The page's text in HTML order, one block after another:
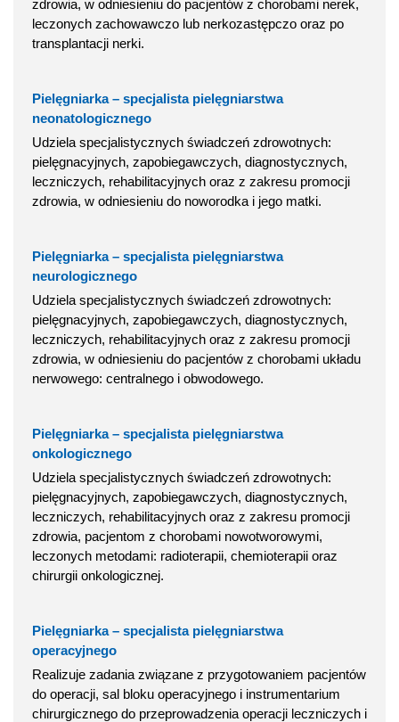
zdrowia, w odniesieniu do pacjentów z chorobami nerek,
leczonych zachowawczo lub nerkozastępczo oraz po
transplantacji nerki.
Pielęgniarka – specjalista pielęgniarstwa
neonatologicznego
Udziela specjalistycznych świadczeń zdrowotnych:
pielęgnacyjnych, zapobiegawczych, diagnostycznych,
leczniczych, rehabilitacyjnych oraz z zakresu promocji
zdrowia, w odniesieniu do noworodka i jego matki.
Pielęgniarka – specjalista pielęgniarstwa
neurologicznego
Udziela specjalistycznych świadczeń zdrowotnych:
pielęgnacyjnych, zapobiegawczych, diagnostycznych,
leczniczych, rehabilitacyjnych oraz z zakresu promocji
zdrowia, w odniesieniu do pacjentów z chorobami układu
nerwowego: centralnego i obwodowego.
Pielęgniarka – specjalista pielęgniarstwa
onkologicznego
Udziela specjalistycznych świadczeń zdrowotnych:
pielęgnacyjnych, zapobiegawczych, diagnostycznych,
leczniczych, rehabilitacyjnych oraz z zakresu promocji
zdrowia, pacjentom z chorobami nowotworowymi,
leczonych metodami: radioterapii, chemioterapii oraz
chirurgii onkologicznej.
Pielęgniarka – specjalista pielęgniarstwa
operacyjnego
Realizuje zadania związane z przygotowaniem pacjentów
do operacji, sal bloku operacyjnego i instrumentarium
chirurgicznego do przeprowadzenia operacji leczniczych i